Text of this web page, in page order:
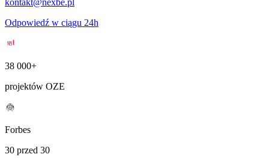
kontakt@nexbe.pl
Odpowiedź w ciągu 24h
38 000+
projektów OZE
Forbes
30 przed 30